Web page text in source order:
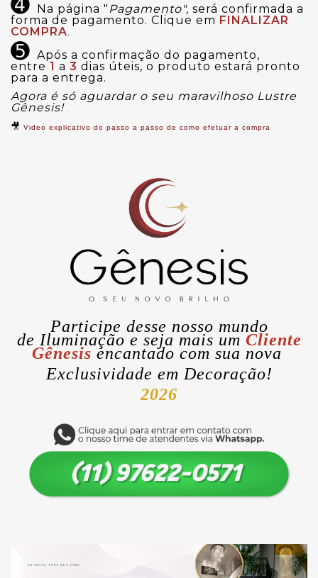
Na página " Pagamento", será confirmada a
forma de pagamento. Clique em FINALIZAR
COMPRA
➎ Após a confirmação do pagamento,
entre 1 a 3 dias úteis, o produto estará pronto
para a entrega.
Agora é só aguardar o seu maravilhoso Lustre
Gênesis!
🎥 Video explicativo do passo a passo de como efetuar a compra
Participe desse nosso mundo
de Iluminação e seja mais um Cliente
Gênesis encantado com sua nova
Exclusividade em Decoração!
2026